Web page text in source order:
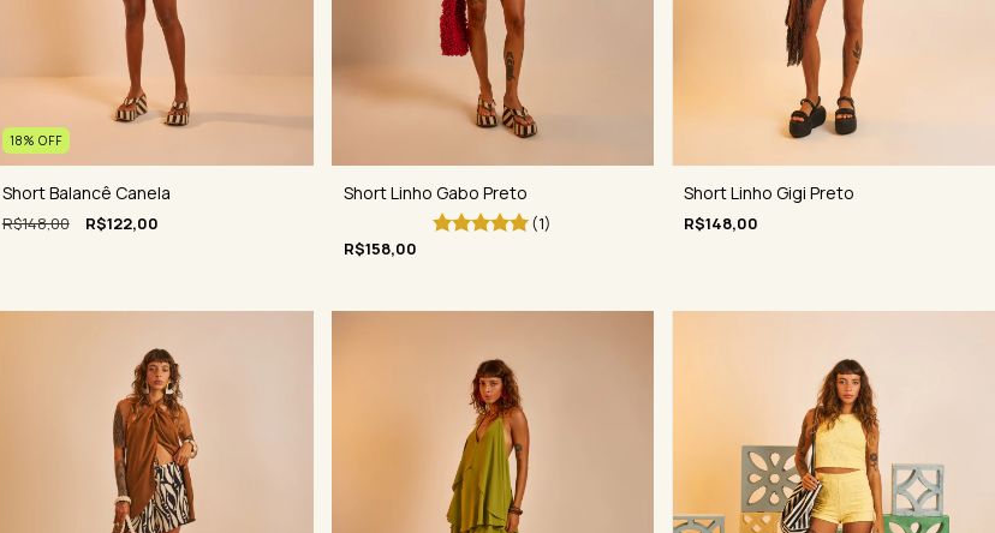
18% OFF
Short Balancê Canela
R$148,00 R$122,00
Short Linho Gabo Preto
(1)
R$158,00
Short Linho Gigi Preto
R$148,00